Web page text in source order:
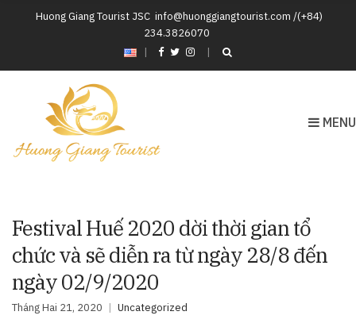
Huong Giang Tourist JSC info@huonggiangtourist.com /(+84)
234.3826070
|
MENU
Festival Huế 2020 dời thời gian tổ
chức và sẽ diễn ra từ ngày 28/8 đến
ngày 02/9/2020
Tháng Hai 21, 2020 Uncategorized